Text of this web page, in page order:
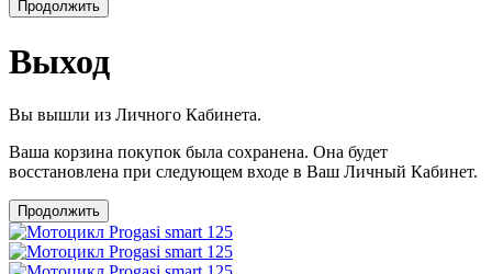
Продолжить
Выход
Вы вышли из Личного Кабинета.
Ваша корзина покупок была сохранена. Она будет
восстановлена при следующем входе в Ваш Личный Кабинет.
Продолжить